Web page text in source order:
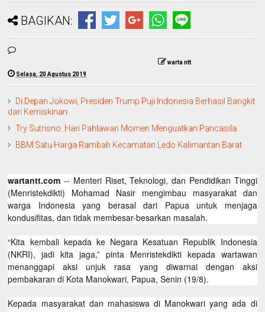
BAGIKAN:
warta ntt
Selasa, 20 Agustus 2019
Di Depan Jokowi, Presiden Trump Puji Indonesia Berhasil Bangkit
dari Kemiskinan
Try Sutrisno: Hari Pahlawan Momen Menguatkan Pancasila
BBM Satu Harga Rambah Kecamatan Ledo Kalimantan Barat
wartantt.com -- Menteri Riset, Teknologi, dan Pendidikan Tinggi
(Menristekdikti) Mohamad Nasir mengimbau masyarakat dan
warga Indonesia yang berasal dari Papua untuk menjaga
kondusifitas, dan tidak membesar-besarkan masalah.
“Kita kembali kepada ke Negara Kesatuan Republik Indonesia
(NKRI), jadi kita jaga,” pinta Menristekdikti kepada wartawan
menanggapi aksi unjuk rasa yang diwarnai dengan aksi
pembakaran di Kota Manokwari, Papua, Senin (19/8).
Kepada masyarakat dan mahasiswa di Manokwari yang ada di